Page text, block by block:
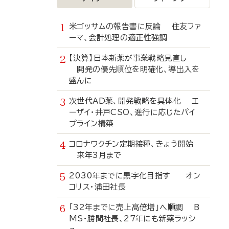
米ゴッサムの報告書に反論 住友ファ
ーマ、会計処理の適正性強調
【決算】日本新薬が事業戦略見直し
開発の優先順位を明確化、導出入を
盛んに
次世代AD薬、開発戦略を具体化 エ
ーザイ・井戸CSO、進行に応じたパイ
プライン構築
コロナワクチン定期接種、きょう開始
来年3月まで
2030年までに黒字化目指す オン
コリス・浦田社長
「32年までに売上高倍増」へ順調 B
MS・勝間社長、27年にも新薬ラッシ